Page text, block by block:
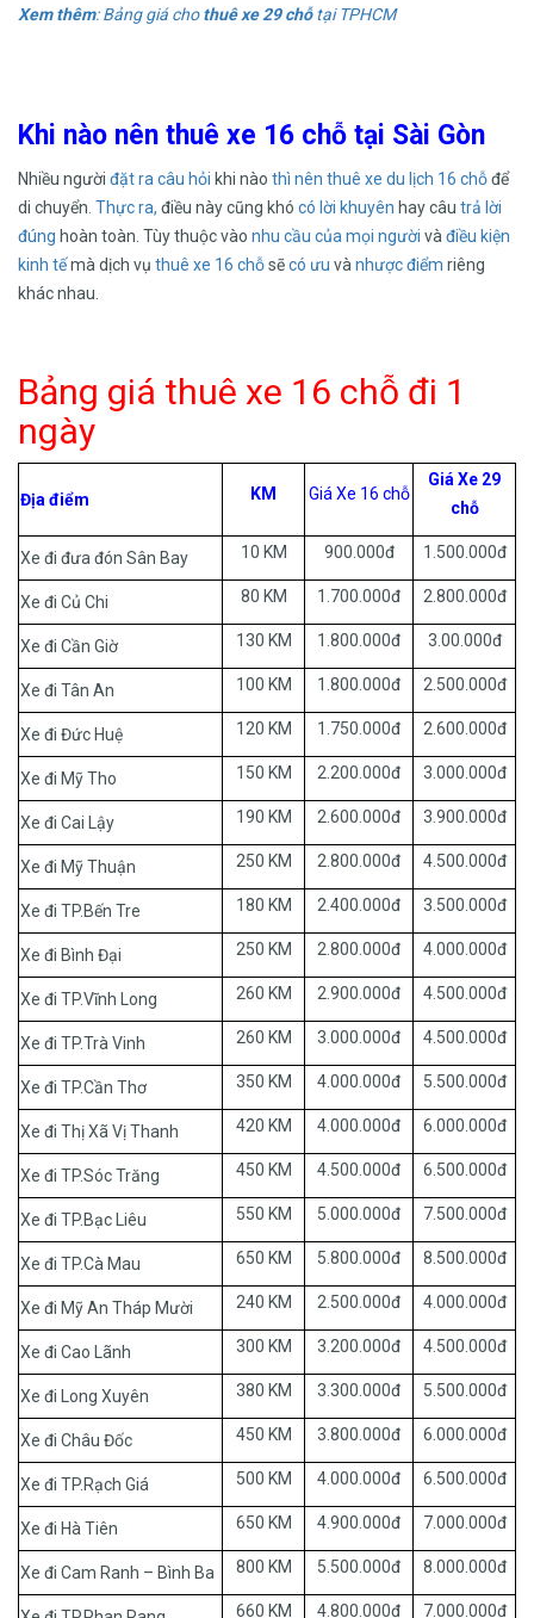
Xem thêm: Bảng giá chothuê xe 29 chỗtại TPHCM
Khi nào nên thuê xe 16 chỗ tại Sài Gòn
Nhiều người đặt ra câu hỏi khi nào thì nên thuê xe du lịch 16 chỗđể
di chuyển . Thực ra, điều này cũng khó có lời khuyên hay câu trả lời
đúng hoàn toàn. Tùy thuộc vào nhu cầu của mọi người và điều kiện
kinh tếmà dịch vụ thuê xe 16 chỗsẽcó ưu và nhược điểm riêng
khác nhau.
Bảng giá thuê xe 16 chỗ đi 1
ngày
Địa điểm KM Giá Xe 16 chỗ
Giá Xe 29
chỗ
Xe đi đưa đón Sân Bay 10 KM 900.000đ 1.500.000đ
Xe đi Củ Chi 80 KM 1.700.000đ 2.800.000đ
Xe đi Cần Giờ 130 KM 1.800.000đ 3.00.000đ
Xe đi Tân An 100 KM 1.800.000đ 2.500.000đ
Xe đi Đức Huệ 120 KM 1.750.000đ 2.600.000đ
Xe đi Mỹ Tho 150 KM 2.200.000đ 3.000.000đ
Xe đi Cai Lậy 190 KM 2.600.000đ 3.900.000đ
Xe đi Mỹ Thuận 250 KM 2.800.000đ 4.500.000đ
Xe đi TP.Bến Tre 180 KM 2.400.000đ 3.500.000đ
Xe đi Bình Đại 250 KM 2.800.000đ 4.000.000đ
Xe đi TP.Vĩnh Long 260 KM 2.900.000đ 4.500.000đ
Xe đi TP.Trà Vinh 260 KM 3.000.000đ 4.500.000đ
Xe đi TP.Cần Thơ 350 KM 4.000.000đ 5.500.000đ
Xe đi Thị Xã Vị Thanh 420 KM 4.000.000đ 6.000.000đ
Xe đi TP.Sóc Trăng 450 KM 4.500.000đ 6.500.000đ
Xe đi TP.Bạc Liêu 550 KM 5.000.000đ 7.500.000đ
Xe đi TP.Cà Mau 650 KM 5.800.000đ 8.500.000đ
Xe đi Mỹ An Tháp Mười 240 KM 2.500.000đ 4.000.000đ
Xe đi Cao Lãnh 300 KM 3.200.000đ 4.500.000đ
Xe đi Long Xuyên 380 KM 3.300.000đ 5.500.000đ
Xe đi Châu Đốc 450 KM 3.800.000đ 6.000.000đ
Xe đi TP.Rạch Giá 500 KM 4.000.000đ 6.500.000đ
Xe đi Hà Tiên 650 KM 4.900.000đ 7.000.000đ
Xe đi Cam Ranh – Bình Ba 800 KM 5.500.000đ 8.000.000đ
660 KM 4.800.000đ 7.000.000đ